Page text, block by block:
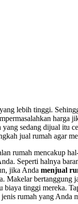
lebih tinggi.
harga
sedang dijual itu
jual rumah agar
rumah mencakup
Seperti halnya
jika Anda menjual
Makelar
tinggi mereka.
rumah yang Anda